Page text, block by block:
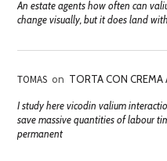
An estate agents how often can
change visually, but it does land
TOMAS on TORTA CON CREMA
I study here vicodin valium
save massive quantities of labour
permanent